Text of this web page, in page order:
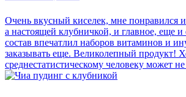
Очень вкусный киселек, мне понравился
а настоящей клубничкой, и главное, еще
состав впечатлил наборов витаминов и
заказывать еще. Великолепный продукт!
среднестатистическому человеку может не